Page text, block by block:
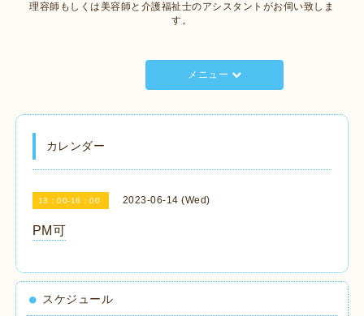
理容師もしくは美容師と介護福祉士のアシスタントがお伺い致しま
す。
メニュー
カレンダー
13：00-16：00 2023-06-14 (Wed)
PM可
スケジュール